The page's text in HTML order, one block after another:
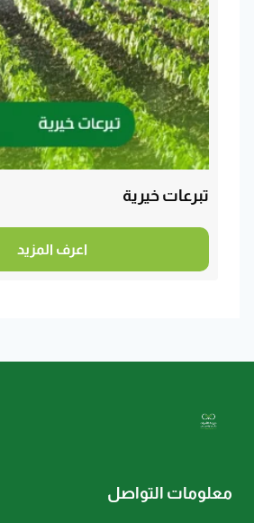
تبرعات خيرية
اعرف المزيد
معلومات التواصل